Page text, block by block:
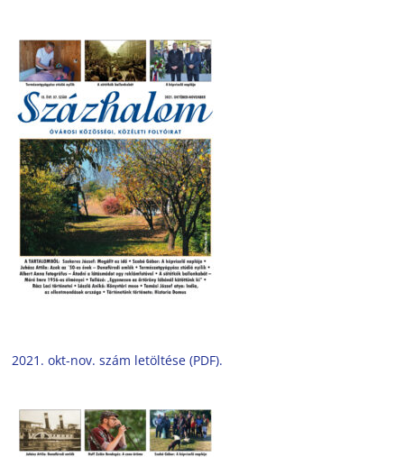
2021. okt-nov. szám letöltése (PDF).